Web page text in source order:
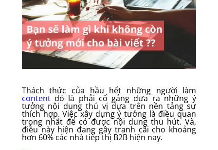
Thách thức của hầu hết những người làm
contentđó là phải cố gắng đưa ra những ý
tưởng nội dung thú vị dựa trên nền tảng sự
thích hợp. Việc xây dựng ý tưởng là điều quan
trọng nhất để có được nội dung thu hút. Và,
điều này hiện đang gây tranh cãi cho khoảng
hơn 60% các nhà tiếp thị B2B hiện nay.